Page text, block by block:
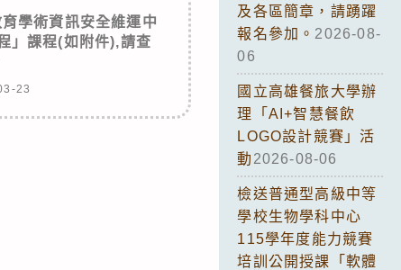
學術資訊安全維運中
」課程(如附件),請查
23
及各區簡章，請踴躍
報名參加。 2026-08-
06
國立高雄餐旅大學辦
理「AI+智慧餐飲
LOGO設計競賽」活
動 2026-08-06
檢送普通型高級中等
學校生物學科中心
115學年度能力競賽
培訓公開授課「軟體